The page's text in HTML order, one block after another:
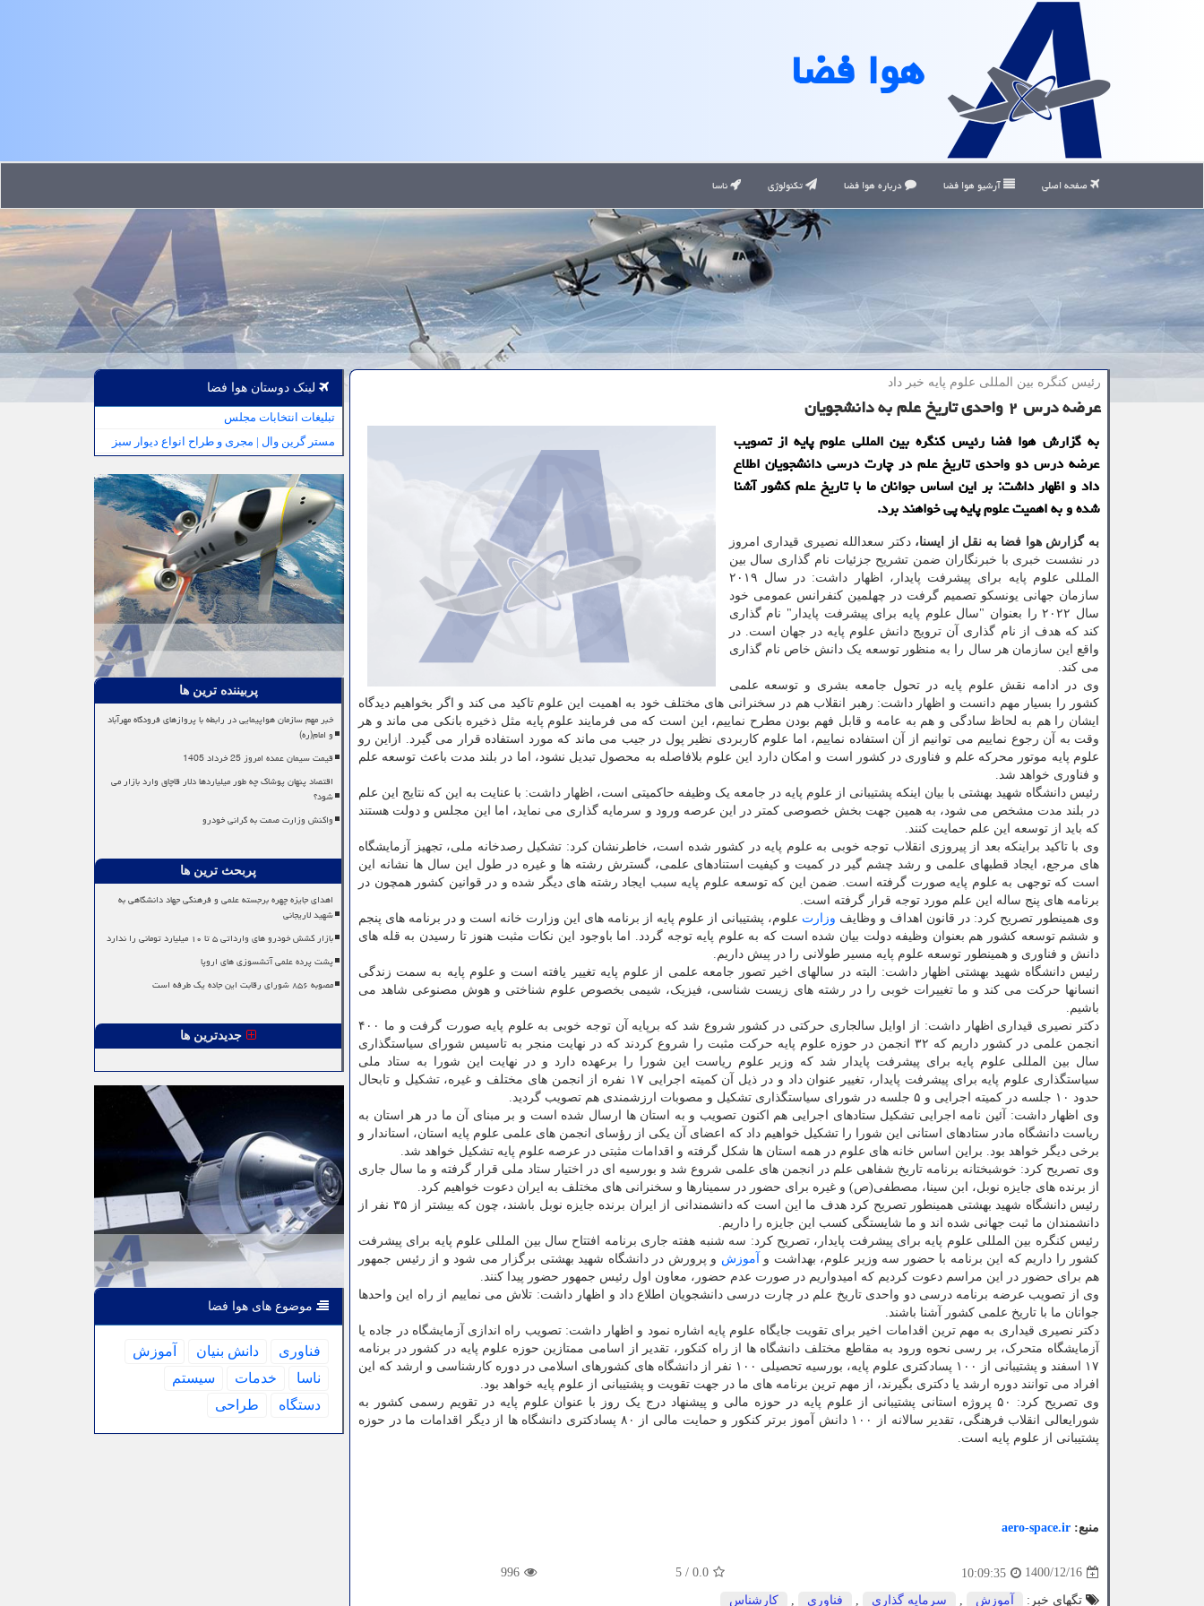
هوا فضا
صفحه اصلی آرشیو هوا فضا درباره هوا فضا تکنولوژی ناسا
رئیس كنگره بین المللی علوم پایه خبر داد
عرضه درس ۲ واحدی تاریخ علم به دانشجویان
به گزارش هوا فضا رئیس کنگره بین المللی علوم پایه از تصویب
عرضه درس دو واحدی تاریخ علم در چارت درسی دانشجویان اطلاع
داد و اظهار داشت: بر این اساس جوانان ما با تاریخ علم کشور آشنا
شده و به اهمیت علوم پایه پی خواهند برد.
به گزارش هوا فضا به نقل از ایسنا،دکتر سعدالله نصیری قیداری امروز
در نشست خبری با خبرنگاران ضمن تشریح جزئیات نام گذاری سال بین
المللی علوم پایه برای پیشرفت پایدار، اظهار داشت: در سال ۲۰۱۹
سازمان جهانی یونسکو تصمیم گرفت در چهلمین کنفرانس عمومی خود
سال ۲۰۲۲ را بعنوان "سال علوم پایه برای پیشرفت پایدار" نام گذاری
کند که هدف از نام گذاری آن ترویج دانش علوم پایه در جهان است. در
واقع این سازمان هر سال را به منظور توسعه یک دانش خاص نام گذاری
می کند.
وی در ادامه نقش علوم پایه در تحول جامعه بشری و توسعه علمی
کشور را بسیار مهم دانست و اظهار داشت: رهبر انقلاب هم در سخنرانی های مختلف خود به اهمیت این علوم تاکید می کند و اگر بخواهیم دیدگاه
ایشان را هم به لحاظ سادگی و هم به عامه و قابل فهم بودن مطرح نماییم، این است که می فرمایند علوم پایه مثل ذخیره بانکی می ماند و هر
وقت به آن رجوع نماییم می توانیم از آن استفاده نماییم، اما علوم کاربردی نظیر پول در جیب می ماند که مورد استفاده قرار می گیرد. ازاین رو
علوم پایه موتور محرکه علم و فناوری در کشور است و امکان دارد این علوم بلافاصله به محصول تبدیل نشود، اما در بلند مدت باعث توسعه علم
و فناوری خواهد شد.
رئیس دانشگاه شهید بهشتی با بیان اینکه پشتیبانی از علوم پایه در جامعه یک وظیفه حاکمیتی است، اظهار داشت: با عنایت به این که نتایج این علم
در بلند مدت مشخص می شود، به همین جهت بخش خصوصی کمتر در این عرصه ورود و سرمایه گذاری می نماید، اما این مجلس و دولت هستند
که باید از توسعه این علم حمایت کنند.
وی با تاکید براینکه بعد از پیروزی انقلاب توجه خوبی به علوم پایه در کشور شده است، خاطرنشان کرد: تشکیل رصدخانه ملی، تجهیز آزمایشگاه
های مرجع، ایجاد قطبهای علمی و رشد چشم گیر در کمیت و کیفیت استنادهای علمی، گسترش رشته ها و غیره در طول این سال ها نشانه این
است که توجهی به علوم پایه صورت گرفته است. ضمن این که توسعه علوم پایه سبب ایجاد رشته های دیگر شده و در قوانین کشور همچون در
برنامه های پنج ساله این علم مورد توجه قرار گرفته است.
وی همینطور تصریح کرد: در قانون اهداف و وظایف وزارت علوم، پشتیبانی از علوم پایه از برنامه های این وزارت خانه است و در برنامه های پنجم
و ششم توسعه کشور هم بعنوان وظیفه دولت بیان شده است که به علوم پایه توجه گردد. اما باوجود این نکات مثبت هنوز تا رسیدن به قله های
دانش و فناوری و همینطور توسعه علوم پایه مسیر طولانی را در پیش داریم.
رئیس دانشگاه شهید بهشتی اظهار داشت: البته در سالهای اخیر تصور جامعه علمی از علوم پایه تغییر یافته است و علوم پایه به سمت زندگی
انسانها حرکت می کند و ما تغییرات خوبی را در رشته های زیست شناسی، فیزیک، شیمی بخصوص علوم شناختی و هوش مصنوعی شاهد می
باشیم.
دکتر نصیری قیداری اظهار داشت: از اوایل سالجاری حرکتی در کشور شروع شد که برپایه آن توجه خوبی به علوم پایه صورت گرفت و ما ۴۰۰
انجمن علمی در کشور داریم که ۳۲ انجمن در حوزه علوم پایه حرکت مثبت را شروع کردند که در نهایت منجر به تاسیس شورای سیاستگذاری
سال بین المللی علوم پایه برای پیشرفت پایدار شد که وزیر علوم ریاست این شورا را برعهده دارد و در نهایت این شورا به ستاد ملی
سیاستگذاری علوم پایه برای پیشرفت پایدار، تغییر عنوان داد و در ذیل آن کمیته اجرایی ۱۷ نفره از انجمن های مختلف و غیره، تشکیل و تابحال
حدود ۱۰ جلسه در کمیته اجرایی و ۵ جلسه در شورای سیاستگذاری تشکیل و مصوبات ارزشمندی هم تصویب گردید.
وی اظهار داشت: آئین نامه اجرایی تشکیل ستادهای اجرایی هم اکنون تصویب و به استان ها ارسال شده است و بر مبنای آن ما در هر استان به
ریاست دانشگاه مادر ستادهای استانی این شورا را تشکیل خواهیم داد که اعضای آن یکی از رؤسای انجمن های علمی علوم پایه استان، استاندار و
برخی دیگر خواهد بود. براین اساس خانه های علوم در همه استان ها شکل گرفته و اقدامات مثبتی در عرصه علوم پایه تشکیل خواهد شد.
وی تصریح کرد: خوشبختانه برنامه تاریخ شفاهی علم در انجمن های علمی شروع شد و بورسیه ای در اختیار ستاد ملی قرار گرفته و ما سال جاری
از برنده های جایزه نوبل، ابن سینا، مصطفی(ص) و غیره برای حضور در سمینارها و سخنرانی های مختلف به ایران دعوت خواهیم کرد.
رئیس دانشگاه شهید بهشتی همینطور تصریح کرد هدف ما این است که دانشمندانی از ایران برنده جایزه نوبل باشند، چون که بیشتر از ۳۵ نفر از
دانشمندان ما ثبت جهانی شده اند و ما شایستگی کسب این جایزه را داریم.
رئیس کنگره بین المللی علوم پایه برای پیشرفت پایدار، تصریح کرد: سه شنبه هفته جاری برنامه افتتاح سال بین المللی علوم پایه برای پیشرفت
کشور را داریم که این برنامه با حضور سه وزیر علوم، بهداشت و
آموزش و پرورش در دانشگاه شهید بهشتی برگزار می شود و از رئیس جمهور
هم برای حضور در این مراسم دعوت کردیم که امیدواریم در صورت عدم حضور، معاون اول رئیس جمهور حضور پیدا کنند.
وی از تصویب عرضه برنامه درسی دو واحدی تاریخ علم در چارت درسی دانشجویان اطلاع داد و اظهار داشت: تلاش می نماییم از راه این واحدها
جوانان ما با تاریخ علمی کشور آشنا باشند.
دکتر نصیری قیداری به مهم ترین اقدامات اخیر برای تقویت جایگاه علوم پایه اشاره نمود و اظهار داشت: تصویب راه اندازی آزمایشگاه در جاده یا
آزمایشگاه متحرک، بر رسی نحوه ورود به مقاطع مختلف دانشگاه ها از راه کنکور، تقدیر از اسامی ممتازین حوزه علوم پایه در کشور در برنامه
۱۷ اسفند و پشتیبانی از ۱۰۰ پسادکتری علوم پایه، بورسیه تحصیلی ۱۰۰ نفر از دانشگاه های کشورهای اسلامی در دوره کارشناسی و ارشد که این
افراد می توانند دوره ارشد یا دکتری بگیرند، از مهم ترین برنامه های ما در جهت تقویت و پشتیبانی از علوم پایه خواهد بود.
وی تصریح کرد: ۵۰ پروژه استانی پشتیبانی از علوم پایه در حوزه مالی و پیشنهاد درج یک روز با عنوان علوم پایه در تقویم رسمی کشور به
شورایعالی انقلاب فرهنگی، تقدیر سالانه از ۱۰۰ دانش آموز برتر کنکور و حمایت مالی از ۸۰ پسادکتری دانشگاه ها از دیگر اقدامات ما در حوزه
پشتیبانی از علوم پایه است.
منبع: aero-space.ir
1400/12/16
10:09:35
0.0
/
5
996
تگهای خبر: آموزش سرمایه گذاری فناوری كارشناس
لینک دوستان هوا فضا
تبلیغات انتخابات مجلس
مستر گرین وال | مجری و طراح انواع دیوار سبز
پربیننده ترین ها
خبر مهم سازمان هواپیمایی در رابطه با پروازهای فرودگاه مهرآباد
و امام(ره)
قیمت سیمان عمده امروز 25 خرداد 1405
اقتصاد پنهان پوشاک چه طور میلیاردها دلار قاچاق وارد بازار می
شود؟
واکنش وزارت صمت به گرانی خودرو
پربحث ترین ها
اهدای جایزه چهره برجسته علمی و فرهنگی جهاد دانشگاهی به
شهید لاریجانی
بازار کشش خودرو های وارداتی ۵ تا ۱۰ میلیارد تومانی را ندارد
پشت پرده علمی آتشسوزی های اروپا
مصوبه ۸۵۶ شورای رقابت این جاده یک طرفه است
جدیدترین ها
موضوع های هوا فضا
فناوری دانش بنیان
آموزش
ناسا
خدمات
سیستم
دستگاه
طراحی